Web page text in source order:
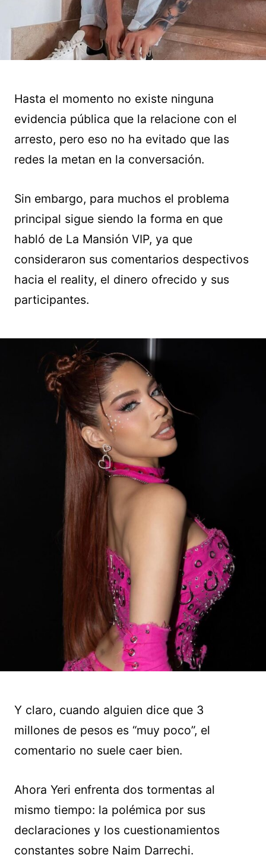
Hasta el momento no existe ninguna
evidencia pública que la relacione con el
arresto, pero eso no ha evitado que las
redes la metan en la conversación.
Sin embargo, para muchos el problema
principal sigue siendo la forma en que
habló de La Mansión VIP, ya que
consideraron sus comentarios despectivos
hacia el reality, el dinero ofrecido y sus
participantes.
Y claro, cuando alguien dice que 3
millones de pesos es “muy poco”, el
comentario no suele caer bien.
Ahora Yeri enfrenta dos tormentas al
mismo tiempo: la polémica por sus
declaraciones y los cuestionamientos
constantes sobre Naim Darrechi.